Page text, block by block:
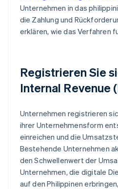
Unternehmen in das
die Zahlung und
erklären, wie das Verfahren
Registrieren Sie
Internal Revenue
Unternehmen registrieren
ihrer Unternehmensform
einreichen und die
Bestehende Unternehmen
den Schwellenwert der
Unternehmen, die digitale
auf den Philippinen